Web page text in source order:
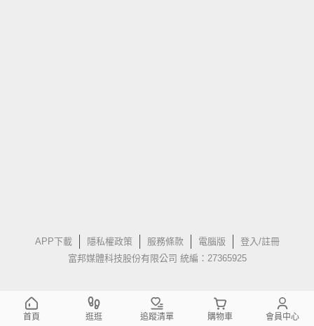
APP下載 隱私權政策 服務條款 電腦版
登入/註冊
富邦媒體科技股份有限公司 統編：27365925
首頁 逛逛 追蹤清單 購物車 會員中心